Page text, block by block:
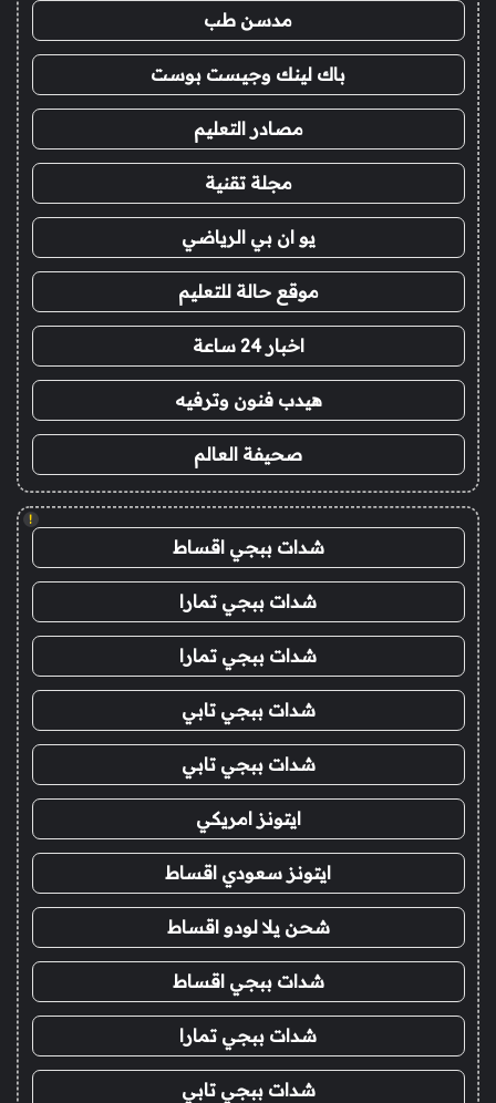
مدسن طب
باك لينك وجيست بوست
مصادر التعليم
مجلة تقنية
يو ان بي الرياضي
موقع حالة للتعليم
اخبار 24 ساعة
هيدب فنون وترفيه
صحيفة العالم
!
شدات ببجي اقساط
شدات ببجي تمارا
شدات ببجي تمارا
شدات ببجي تابي
شدات ببجي تابي
ايتونز امريكي
ايتونز سعودي اقساط
شحن يلا لودو اقساط
شدات ببجي اقساط
شدات ببجي تمارا
شدات ببجي تابي